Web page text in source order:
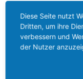
den Europäischen
Ausnahmefällen wird
Google in den USA
Betreibers dieser
Diese Seite nutzt
Dritten, um ihre
verbessern und
der Nutzer